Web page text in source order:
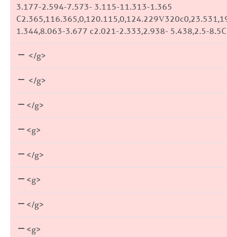
3.177-2.594-7.573- 3.115-11.313-1.365
1.344,8.063-3.677 c2.021-2.333,2.938- 5.438,2.5-
</g>
</g>
</g>
<g>
</g>
<g>
</g>
<g>